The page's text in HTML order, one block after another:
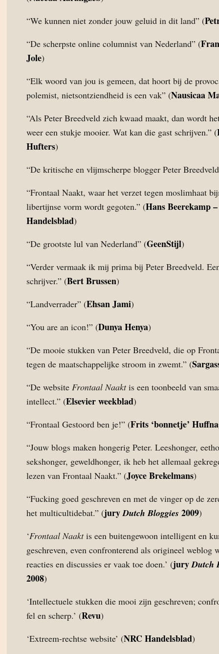
“We kunnen niet zonder jouw geluid in dit land” (
“De scherpste online columnist van Nederland” (
Jole)
“Elk woord van jou is gemeen, dat hoort bij de
polemist, nietsontziendheid is een vak” (Nausicaa
“Als Peter Breedveld zich kwaad maakt, dan wordt
weer een stukje mooier. Wat kan die gast schrijven.” (
Hufters)
“De kritische en vlijmscherpe blogger Peter
“Frontaal Naakt, waar het verzet tegen moslimhaat
libertijnse vorm wordt gegoten.” (Hans Beerekamp
Handelsblad)
“De grootste lul van Nederland” (GeenStijl)
“Verder vermaak ik mij prima bij Peter Breedveld.
schrijver.” (Bert Brussen)
“Landverrader” (Ehsan Jami)
“You are an icon!” (Dunya Henya)
“De mooie stukken van Peter Breedveld, die op
tegen de maatschappelijke stroom in zwemt.” (
“De website Frontaal Naaktis een toonbeeld van
intellect.” (Elsevier weekblad)
“Frontaal Gestoord ben je!” (Frits ‘bonnetje’
“Jouw blogs maken hongerig Peter. Leeshonger,
sekshonger, geweldhonger, ik heb het allemaal
lezen van Frontaal Naakt.” (Joyce Brekelmans)
“Fucking goed geschreven en met de vinger op de
het multicultidebat.” (juryDutch Bloggies 2009)
‘Frontaal Naaktis een buitengewoon intelligent en
geschreven, even confronterend als origineel weblog
reacties en discussies er vaak toe doen.’ (juryDutch
2008)
‘Intellectuele stukken die mooi zijn geschreven;
fel en scherp.’ (Revu)
‘Extreem-rechtse website’ (NRC Handelsblad)